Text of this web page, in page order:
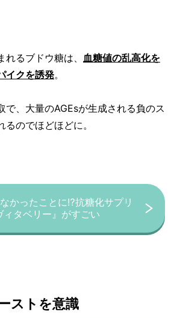
るブドウ糖は、 血糖値の乱高化を
イクを誘発。
で、大量のAGEsが生成される負のス
のでほどほどに。
かったことに⁉︎抗糖化サプリ
ィタベリー』がすごい
ストを意識